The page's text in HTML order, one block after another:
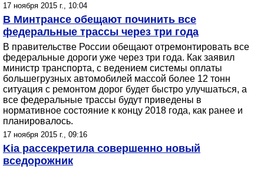
17 ноября 2015 г., 10:04
В Минтрансе обещают починить все
федеральные трассы через три года
В правительстве России обещают отремонтировать все
федеральные дороги уже через три года. Как заявил
министр транспорта, с ведением системы оплаты
большегрузных автомобилей массой более 12 тонн
ситуация с ремонтом дорог будет быстро улучшаться, а
все федеральные трассы будут приведены в
нормативное состояние к концу 2018 года, как ранее и
планировалось.
17 ноября 2015 г., 09:16
Kia рассекретила совершенно новый
вседорожник